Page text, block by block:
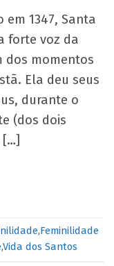
1347, Santa
forte voz da
dos momentos
Ela deu seus
durante o
(dos dois
[…]
,Feminilidade
,Vida dos Santos